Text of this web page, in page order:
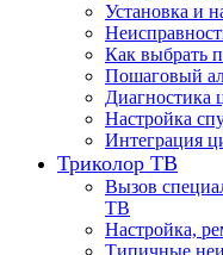
Установка и
Как выбрать
Пошаговый
Диагностика
Настройка
Интеграция
Триколор ТВ
Вызов
ТВ
Настройка,
Типичные